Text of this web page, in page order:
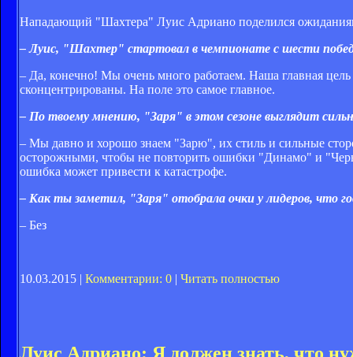
Нападающий "Шахтера" Луис Адриано поделился
– Луис, "Шахтер" стартовал в чемпионате с шести
– Да, конечно! Мы очень много работаем. Наша главная
сконцентрированы. На поле это самое главное.
– По твоему мнению, "Заря" в этом сезоне выглядит
– Мы давно и хорошо знаем "Зарю", их стиль и сильные
осторожными, чтобы не повторить ошибки "Динамо" и
ошибка может привести к катастрофе.
– Как ты заметил, "Заря" отобрала очки у лидеров, что
– Без
10.03.2015 | Комментарии: 0 | Читать полностью